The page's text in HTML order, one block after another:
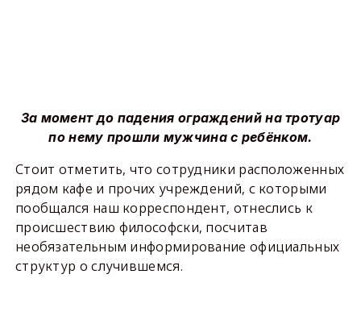
За момент до падения ограждений на тротуар
по нему прошли мужчина с ребёнком.
Стоит отметить, что сотрудники расположенных
рядом кафе и прочих учреждений, с которыми
пообщался наш корреспондент, отнеслись к
происшествию философски, посчитав
необязательным информирование официальных
структур о случившемся.